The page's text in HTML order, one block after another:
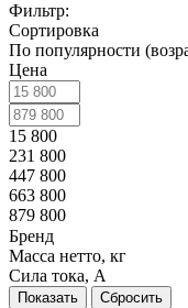
Фильтр:
Сортировка
По популярности
Цена
15 800
231 800
447 800
663 800
879 800
Бренд
Масса нетто, кг
Сила тока, А
Показать Сбросить